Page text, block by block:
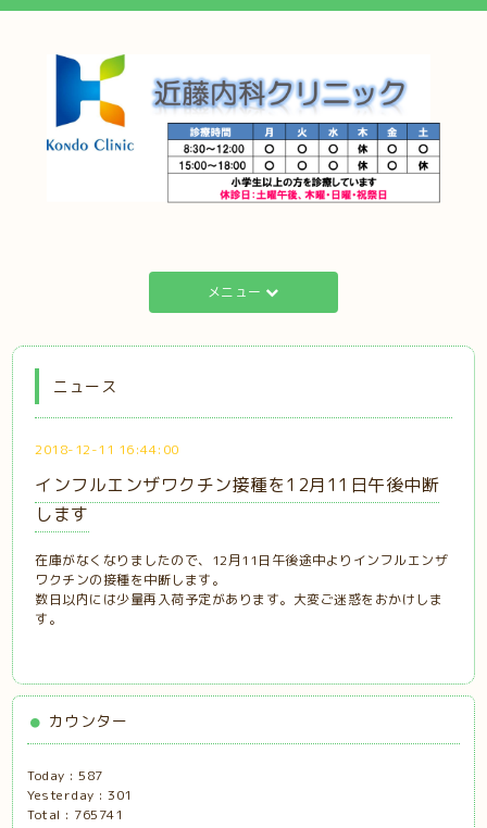
メニュー
ニュース
2018-12-11 16:44:00
インフルエンザワクチン接種を12月11日午後中断
します
在庫がなくなりましたので、12月11日午後途中よりインフルエンザ
ワクチンの接種を中断します。
数日以内には少量再入荷予定があります。大変ご迷惑をおかけしま
す。
カウンター
Today :587
Yesterday :301
Total : 765741